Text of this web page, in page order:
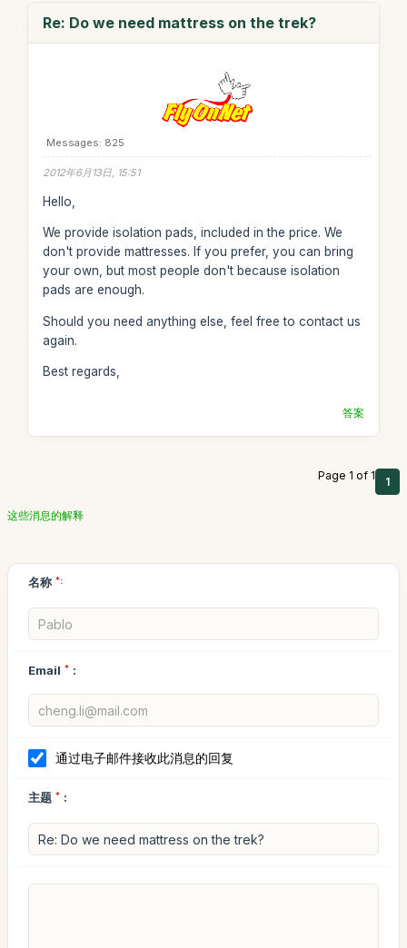
Re: Do we need mattress on the trek?
Messages: 825
2012年6月13日, 15:51
Hello,
We provide isolation pads, included in the price. We
don't provide mattresses. If you prefer, you can bring
your own, but most people don't because isolation
pads are enough.
Should you need anything else, feel free to contact us
again.
Best regards,
答案
Page 1 of 1 1
这些消息的解释
名称 *:
Email * :
通过电子邮件接收此消息的回复
主题 * :